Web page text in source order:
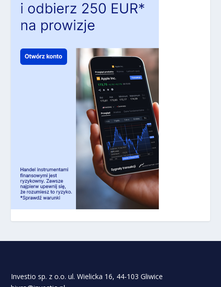
Investio sp. z o.o. ul. Wielicka 16, 44-103 Gliwice